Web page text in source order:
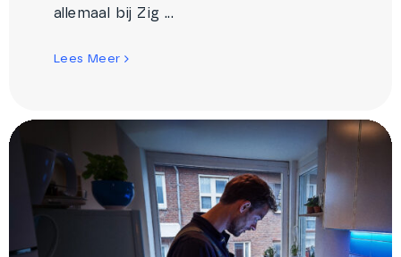
allemaal bij Zig ...
Lees Meer